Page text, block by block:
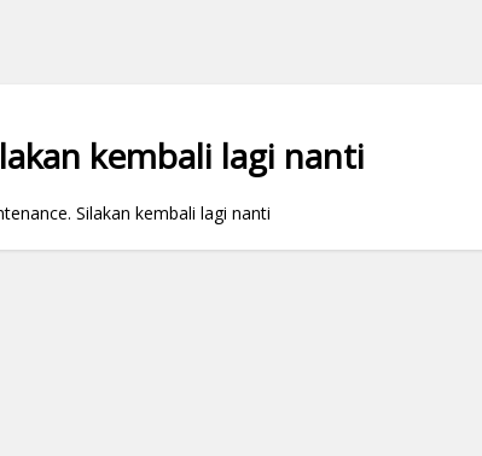
kembali lagi nanti
Silakan kembali lagi nanti